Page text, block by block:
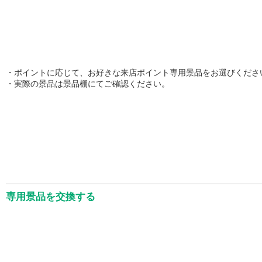
・ポイントに応じて、お好きな来店ポイント専用景品をお選びくださ
・実際の景品は景品棚にてご確認ください。
専用景品を交換する